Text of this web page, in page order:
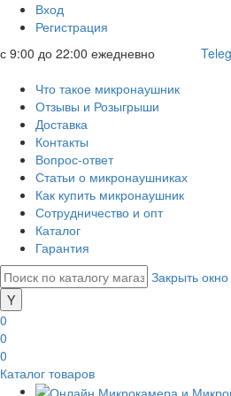
Вход
Регистрация
с 9:00 до 22:00 ежедневно
Что такое микронаушник
Отзывы и Розыгрыши
Доставка
Контакты
Вопрос-ответ
Статьи о микронаушниках
Как купить микронаушник
Сотрудничество и опт
Каталог
Гарантия
Закрыть окно
0
0
0
Каталог товаров